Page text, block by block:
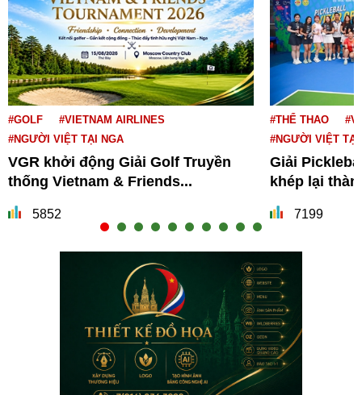
#GOLF
#VIETNAM AIRLINES
#NGƯỜI VIỆT TẠI NGA
VGR khởi động Giải Golf Truyền
thống Vietnam & Friends...
5852
#THỂ THAO
#NGƯỜI VIỆT TẠI
Giải
khép lại
7199